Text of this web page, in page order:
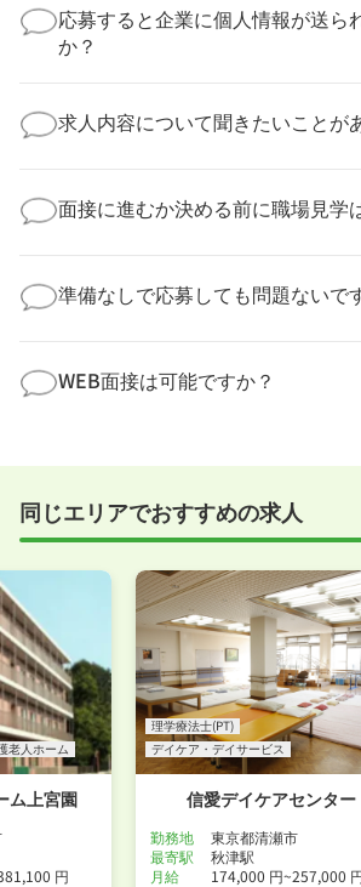
実際に医療キャリアナビを利用して
の多くは、複数応募して自分に合っ
います。
応募すると企業に個人情報が送ら
か？
業様に個人情報が送られることはあ
より詳細な求人情報をご確認いただ
求人内容について聞きたいことが
してお答えいたします。
勤務体制や職場の雰囲気、研修制度
す！
面接に進むか決める前に職場見学
積極的に受け入れています。実際の
の様子を見ることで、より安心して
ださい！
準備なしで応募しても問題ないで
まで、一からサポートいたします。
たばかり」「何から始めればいいか
WEB面接は可能ですか？
すめしていますが、企業様によって
事前に確認することは可能ですので
付けください！
同じエリアでおすすめの求人
老人ホーム
ム上宮園
円
理学療法士(PT)
デイケア・デイサービス
信愛デイケアセンター
勤務地
東京都清瀬市
最寄駅
秋津駅
月給
174,000 円~257,000